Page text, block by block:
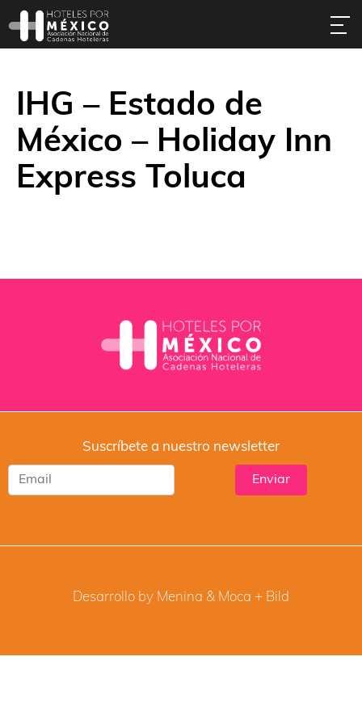
IHG – Estado de
México – Holiday Inn
Express Toluca
Suscríbete a nuestro newsletter
Desarrollo by Menina & Moca + Bild